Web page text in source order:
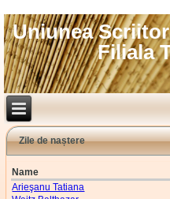
Uniunea
Filiala
Zile de naștere
Name
Arieşanu Tatiana